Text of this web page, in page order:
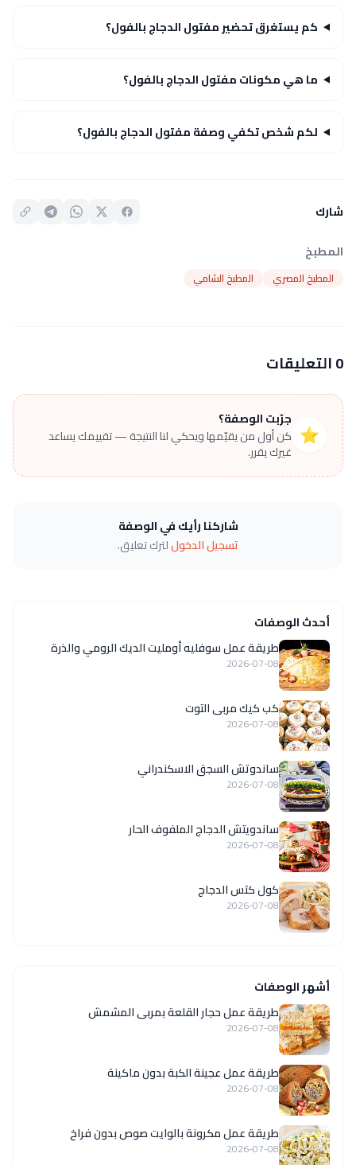
كم يستغرق تحضير مفتول الدجاج بالفول؟
ما هي مكونات مفتول الدجاج بالفول؟
لكم شخص تكفي وصفة مفتول الدجاج بالفول؟
شارك
المطبخ
المطبخ المصري المطبخ الشامي
0 التعليقات
⭐
جرّبت الوصفة؟
كن أول من يقيّمها ويحكي لنا النتيجة — تقييمك يساعد
غيرك يقرر.
شاركنا رأيك في الوصفة
تسجيل الدخوللترك تعليق.
أحدث الوصفات
طريقة عمل سوفليه أومليت الديك الرومي والذرة
2026-07-08
كب كيك مربى التوت
2026-07-08
ساندوتش السجق الاسكندراني
2026-07-08
ساندويتش الدجاج الملفوف الحار
2026-07-08
كول كتس الدجاج
2026-07-08
أشهر الوصفات
طريقة عمل حجار القلعة بمربى المشمش
2026-07-08
طريقة عمل عجينة الكبة بدون ماكينة
2026-07-08
طريقة عمل مكرونة بالوايت صوص بدون فراخ
2026-07-08